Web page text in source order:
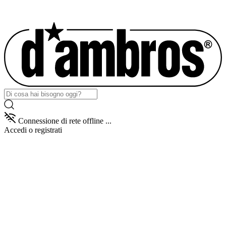
Connessione di rete offline ...
Accedi o registrati